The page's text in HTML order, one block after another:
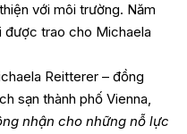
với môi trường. Năm
được trao cho Michaela
Reitterer – đồng
sạn thành phố Vienna,
nhận cho những nỗ lực